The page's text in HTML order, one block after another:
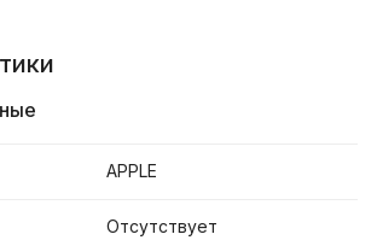
APPLE
Отсутствует